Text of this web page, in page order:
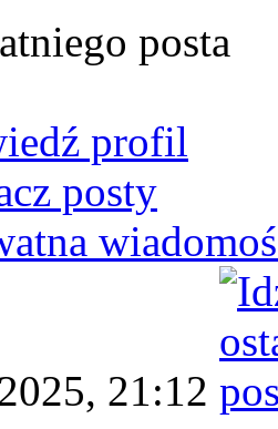
posta
profil
posty
21:12